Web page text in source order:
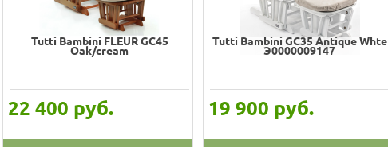
Tutti Bambini FLEUR GC45
Oak/cream
22 400 руб.
Tutti Bambini GC35 Antique Whte
Э0000009147
19 900 руб.